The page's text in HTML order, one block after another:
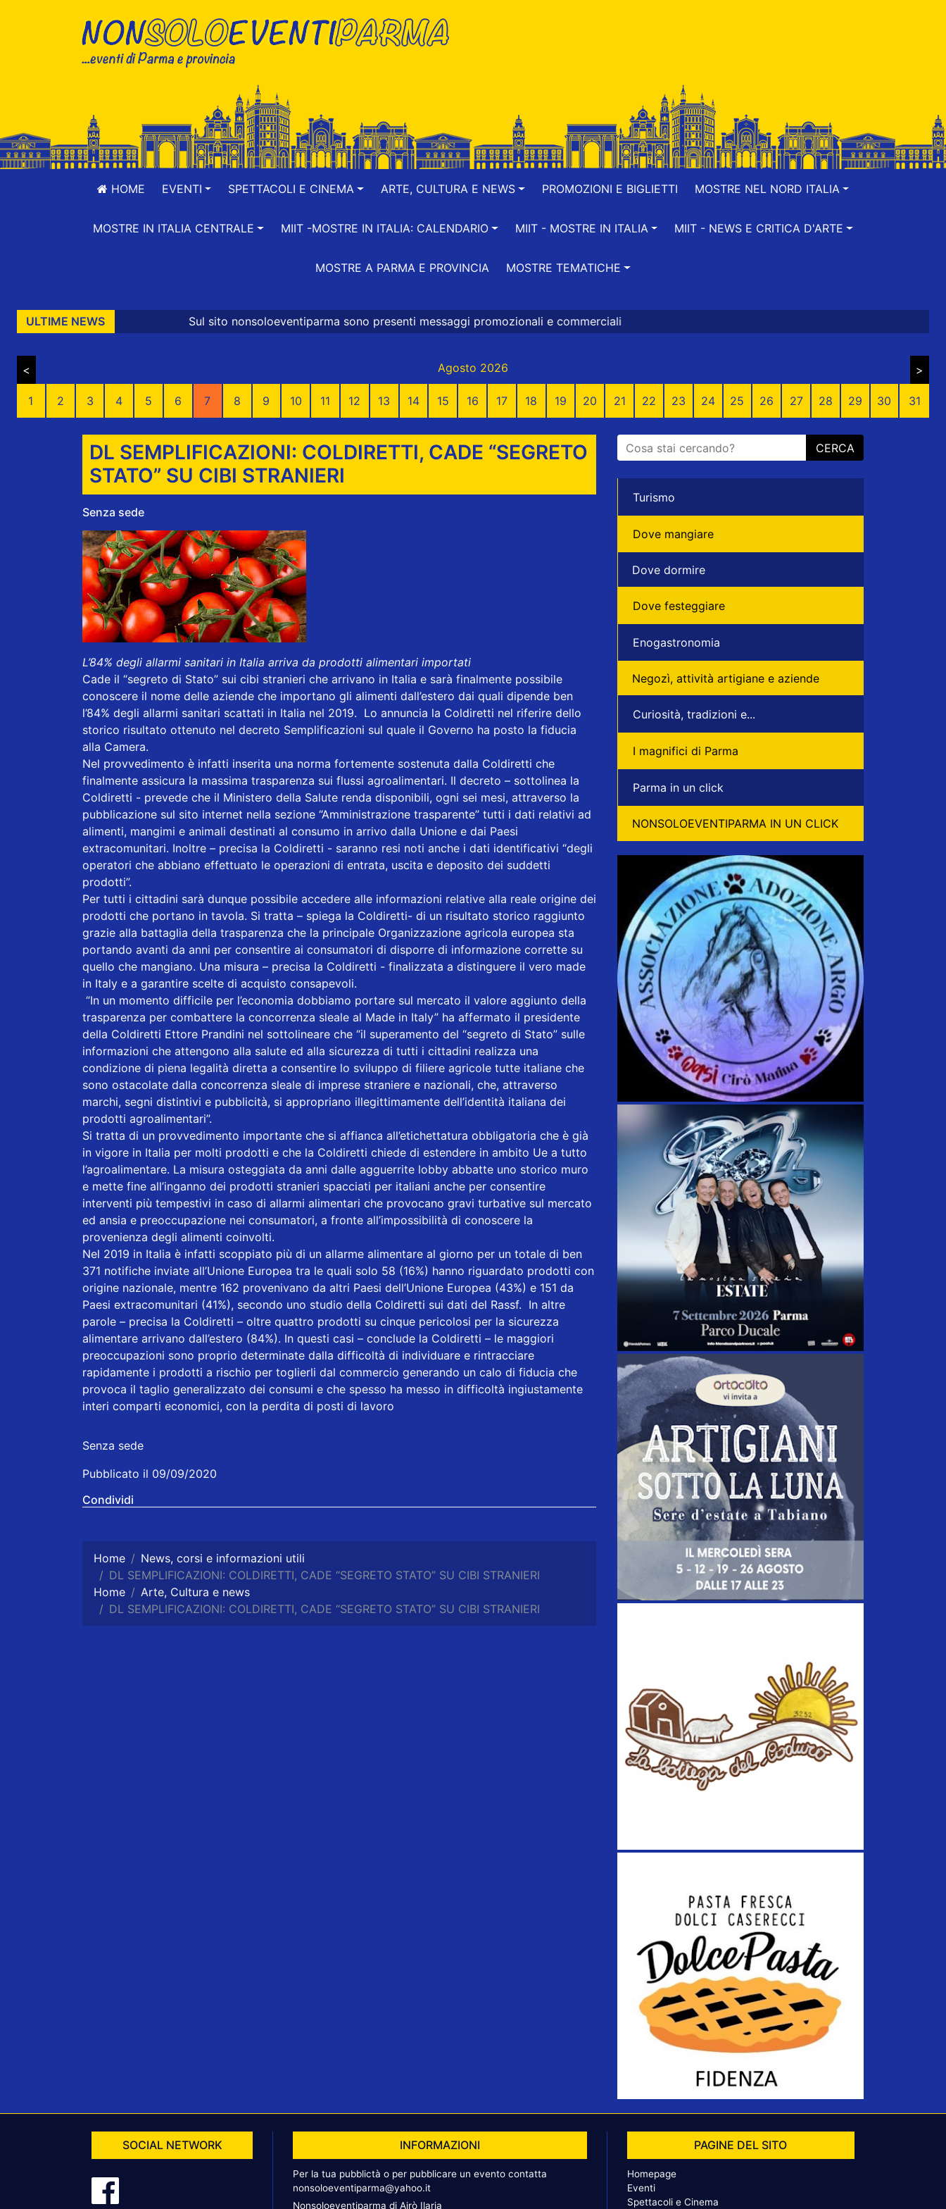
HOME EVENTI SPETTACOLI E CINEMA ARTE, CULTURA E NEWS PROMOZIONI E BIGLIETTI MOSTRE NEL NORD ITALIA
MOSTRE IN ITALIA CENTRALE MIIT -MOSTRE IN ITALIA: CALENDARIO MIIT - MOSTRE IN ITALIA MIIT - NEWS E CRITICA D'ARTE
MOSTRE A PARMA E PROVINCIA MOSTRE TEMATICHE
ULTIME NEWSSul sito nonsoloeventiparma sono presenti messaggi promozionali e commerciali
< Agosto 2026 >
1 2 3 4 5 6 7 8 9 10 11 12 13 14 15 16 17 18 19 20 21 22 23 24 25 26 27 28 29 30 31
DL SEMPLIFICAZIONI: COLDIRETTI, CADE “SEGRETO
STATO” SU CIBI STRANIERI
Senza sede
L’84% degli allarmi sanitari in Italia arriva da prodotti alimentari importati
Cade il “segreto di Stato” sui cibi stranieri che arrivano in Italia e sarà finalmente possibile
conoscere il nome delle aziende che importano gli alimenti dall’estero dai quali dipende ben
l’84% degli allarmi sanitari scattati in Italia nel 2019. Lo annuncia la Coldiretti nel riferire dello
storico risultato ottenuto nel decreto Semplificazioni sul quale il Governo ha posto la fiducia
alla Camera.
Nel provvedimento è infatti inserita una norma fortemente sostenuta dalla Coldiretti che
finalmente assicura la massima trasparenza sui flussi agroalimentari. Il decreto – sottolinea la
Coldiretti - prevede che il Ministero della Salute renda disponibili, ogni sei mesi, attraverso la
pubblicazione sul sito internet nella sezione “Amministrazione trasparente” tutti i dati relativi ad
alimenti, mangimi e animali destinati al consumo in arrivo dalla Unione e dai Paesi
extracomunitari. Inoltre – precisa la Coldiretti - saranno resi noti anche i dati identificativi “degli
operatori che abbiano effettuato le operazioni di entrata, uscita e deposito dei suddetti
prodotti”.
Per tutti i cittadini sarà dunque possibile accedere alle informazioni relative alla reale origine dei
prodotti che portano in tavola. Si tratta – spiega la Coldiretti- di un risultato storico raggiunto
grazie alla battaglia della trasparenza che la principale Organizzazione agricola europea sta
portando avanti da anni per consentire ai consumatori di disporre di informazione corrette su
quello che mangiano. Una misura – precisa la Coldiretti - finalizzata a distinguere il vero made
in Italy e a garantire scelte di acquisto consapevoli.
“In un momento difficile per l’economia dobbiamo portare sul mercato il valore aggiunto della
trasparenza per combattere la concorrenza sleale al Made in Italy” ha affermato il presidente
della Coldiretti Ettore Prandini nel sottolineare che “il superamento del “segreto di Stato” sulle
informazioni che attengono alla salute ed alla sicurezza di tutti i cittadini realizza una
condizione di piena legalità diretta a consentire lo sviluppo di filiere agricole tutte italiane che
sono ostacolate dalla concorrenza sleale di imprese straniere e nazionali, che, attraverso
marchi, segni distintivi e pubblicità, si appropriano illegittimamente dell’identità italiana dei
prodotti agroalimentari”.
Si tratta di un provvedimento importante che si affianca all’etichettatura obbligatoria che è già
in vigore in Italia per molti prodotti e che la Coldiretti chiede di estendere in ambito Ue a tutto
l’agroalimentare. La misura osteggiata da anni dalle agguerrite lobby abbatte uno storico muro
e mette fine all’inganno dei prodotti stranieri spacciati per italiani anche per consentire
interventi più tempestivi in caso di allarmi alimentari che provocano gravi turbative sul mercato
ed ansia e preoccupazione nei consumatori, a fronte all’impossibilità di conoscere la
provenienza degli alimenti coinvolti.
Nel 2019 in Italia è infatti scoppiato più di un allarme alimentare al giorno per un totale di ben
371 notifiche inviate all’Unione Europea tra le quali solo 58 (16%) hanno riguardato prodotti con
origine nazionale, mentre 162 provenivano da altri Paesi dell’Unione Europea (43%) e 151 da
Paesi extracomunitari (41%), secondo uno studio della Coldiretti sui dati del Rassf. In altre
parole – precisa la Coldiretti – oltre quattro prodotti su cinque pericolosi per la sicurezza
alimentare arrivano dall’estero (84%). In questi casi – conclude la Coldiretti – le maggiori
preoccupazioni sono proprio determinate dalla difficoltà di individuare e rintracciare
rapidamente i prodotti a rischio per toglierli dal commercio generando un calo di fiducia che
provoca il taglio generalizzato dei consumi e che spesso ha messo in difficoltà ingiustamente
interi comparti economici, con la perdita di posti di lavoro
Senza sede
Pubblicato il 09/09/2020
Condividi
Home
News, corsi e informazioni utili
DL SEMPLIFICAZIONI: COLDIRETTI, CADE “SEGRETO STATO” SU CIBI STRANIERI
Home
Arte, Cultura e news
DL SEMPLIFICAZIONI: COLDIRETTI, CADE “SEGRETO STATO” SU CIBI STRANIERI
CERCA
Turismo
Dove mangiare
Dove dormire
Dove festeggiare
Enogastronomia
Negozì, attività artigiane e aziende
Curiosità, tradizioni e...
I magnifici di Parma
Parma in un click
NONSOLOEVENTIPARMA IN UN CLICK
SOCIAL NETWORK INFORMAZIONI
Per la tua pubblictà o per pubblicare un evento contatta
nonsoloeventiparma@yahoo.it
Nonsoloeventiparma di Airò Ilaria
PAGINE DEL SITO
Homepage
Eventi
Spettacoli e Cinema